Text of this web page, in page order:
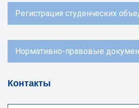
Регистрация студенческих
Нормативно-правовые
Контакты